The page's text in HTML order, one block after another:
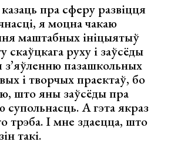
пра сферу развіцця
я моцна чакаю
маштабных ініцыятыў
скаўцкага руху і заўсёды
пазашкольных
і творчых праектаў, бо
што яны заўсёды пра
А гэта якраз
трэба. І мне здаецца, што
такі.